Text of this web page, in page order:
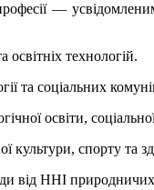
—
технологій.
та соціальних
освіти,
культури, спорту та
від ННІ природничих